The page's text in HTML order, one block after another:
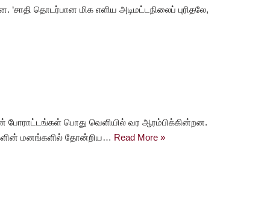
‘சாதி தொடர்பான மிக எளிய அடிமட்டநிலைப் புரிதலே,
போராட்டங்கள் பொது வெளியில் வர ஆரம்பிக்கின்றன.
மனங்களில் தோன்றிய… Read More »